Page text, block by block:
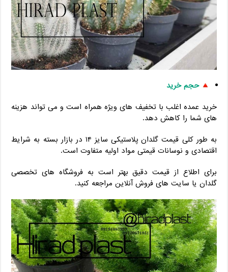
حجم خرید
خرید عمده اغلب با تخفیف های ویژه همراه است و می تواند هزینه
های شما را کاهش دهد.
به طور کلی قیمت گلدان پلاستیکی سایز ۱۴ در بازار بسته به شرایط
اقتصادی و نوسانات قیمتی مواد اولیه متفاوت است.
برای اطلاع از قیمت دقیق بهتر است به فروشگاه های تخصصی
گلدان یا سایت های فروش آنلاین مراجعه کنید.